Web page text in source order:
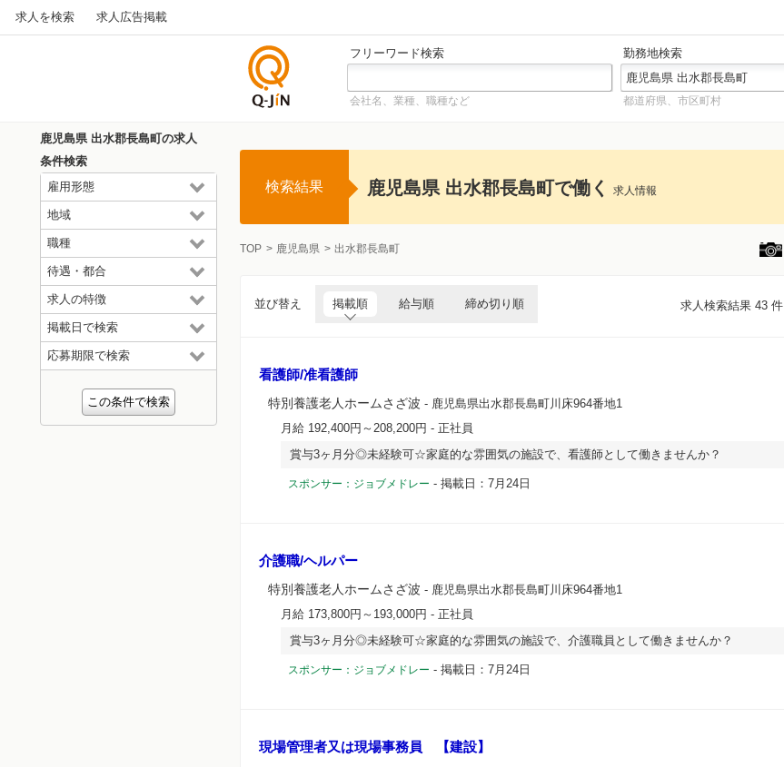
求人を検索 求人広告掲載
人サイ
フリーワード検索 勤務地検索
会社名、業種、職種など 都道府県、市区町村
鹿児島県 出水郡長島町の求人
条件検索
雇用形態
地域
職種
待遇・都合
求人の特徴
掲載日で検索
応募期限で検索
検索結果 鹿児島県 出水郡長島町で働く 求人情報
TOP 鹿児島県 出水郡長島町
求人検索結果 43 件
並び替え 掲載順 給与順 締め切り順
看護師/准看護師
特別養護老人ホームさざ波 - 鹿児島県出水郡長島町川床964番地1
月給 192,400円～208,200円 - 正社員
賞与3ヶ月分◎未経験可☆家庭的な雰囲気の施設で、看護師として働きませんか？
スポンサー：ジョブメドレー - 掲載日：7月24日
介護職/ヘルパー
特別養護老人ホームさざ波 - 鹿児島県出水郡長島町川床964番地1
月給 173,800円～193,000円 - 正社員
賞与3ヶ月分◎未経験可☆家庭的な雰囲気の施設で、介護職員として働きませんか？
スポンサー：ジョブメドレー - 掲載日：7月24日
現場管理者又は現場事務員 【建設】